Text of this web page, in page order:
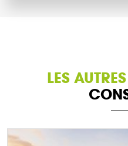
LES